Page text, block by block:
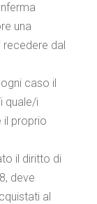
una
recedere dal
caso il
quale/i
il proprio
il diritto di
deve
al